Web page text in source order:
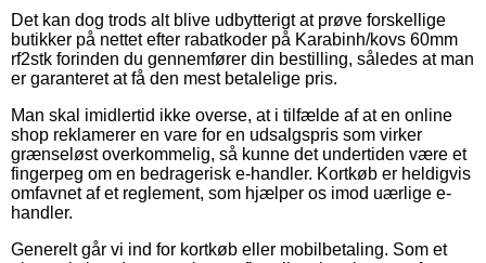
Det kan dog trods alt blive udbytterigt at prøve forskellige
butikker på nettet efter rabatkoder på Karabinh/kovs 60mm
rf2stk forinden du gennemfører din bestilling, således at man
er garanteret at få den mest betalelige pris.
Man skal imidlertid ikke overse, at i tilfælde af at en online
shop reklamerer en vare for en udsalgspris som virker
grænseløst overkommelig, så kunne det undertiden være et
fingerpeg om en bedragerisk e-handler. Kortkøb er heldigvis
omfavnet af et reglement, som hjælper os imod uærlige e-
handler.
Generelt går vi ind for kortkøb eller mobilbetaling. Som et